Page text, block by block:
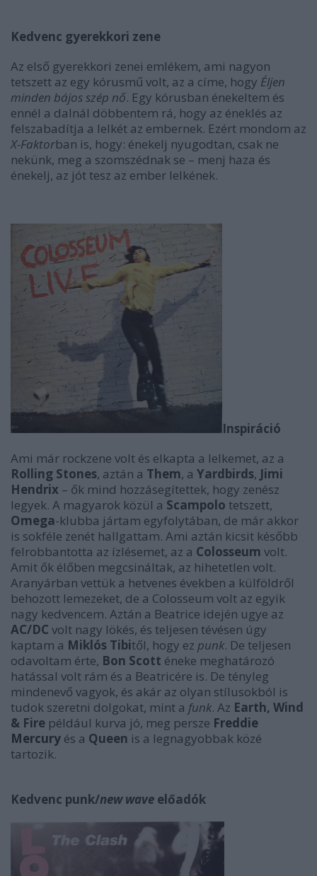
Kedvenc gyerekkori zene
Az első gyerekkori zenei emlékem, ami nagyon
tetszett az egy kórusmű volt, az a címe, hogy Éljen
minden bájos szép nő. Egy kórusban énekeltem és
ennél a dalnál döbbentem rá, hogy az éneklés az
felszabadítja a lelkét az embernek. Ezért mondom az
X-Faktorban is, hogy: énekelj nyugodtan, csak ne
nekünk, meg a szomszédnak se – menj haza és
énekelj, az jót tesz az ember lelkének.
Inspiráció
Ami már rockzene volt és elkapta a lelkemet, az a
Rolling Stones, aztán a Them, a Yardbirds, Jimi
Hendrix – ők mind hozzásegítettek, hogy zenész
legyek. A magyarok közül a Scampolo tetszett,
Omega-klubba jártam egyfolytában, de már akkor
is sokféle zenét hallgattam. Ami aztán kicsit később
felrobbantotta az ízlésemet, az a Colosseum volt.
Amit ők élőben megcsináltak, az hihetetlen volt.
Aranyárban vettük a hetvenes években a külföldről
behozott lemezeket, de a Colosseum volt az egyik
nagy kedvencem. Aztán a Beatrice idején ugye az
AC/DC volt nagy lökés, és teljesen tévésen úgy
kaptam a Miklós Tibitől, hogy ez punk. De teljesen
odavoltam érte, Bon Scott éneke meghatározó
hatással volt rám és a Beatricére is. De tényleg
mindenevő vagyok, és akár az olyan stílusokból is
tudok szeretni dolgokat, mint a funk. Az Earth, Wind
& Fire például kurva jó, meg persze Freddie
Mercury és a Queen is a legnagyobbak közé
tartozik.
Kedvenc punk/new wave előadók